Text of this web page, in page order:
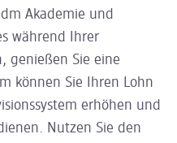
Akademie und
während Ihrer
genießen Sie eine
können Sie Ihren Lohn
erhöhen und
Nutzen Sie den